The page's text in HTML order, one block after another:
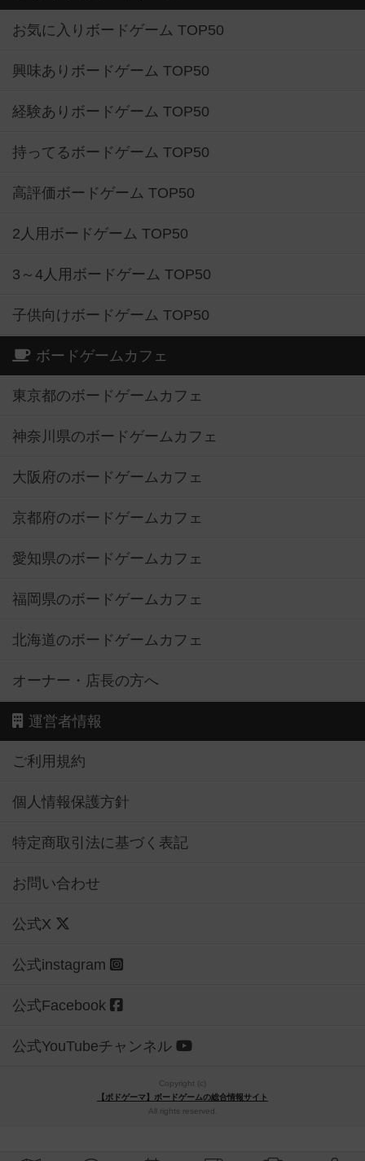
お気に入りボードゲーム TOP50
興味ありボードゲーム TOP50
経験ありボードゲーム TOP50
持ってるボードゲーム TOP50
高評価ボードゲーム TOP50
2人用ボードゲーム TOP50
3～4人用ボードゲーム TOP50
子供向けボードゲーム TOP50
ボードゲームカフェ
東京都のボードゲームカフェ
神奈川県のボードゲームカフェ
大阪府のボードゲームカフェ
京都府のボードゲームカフェ
愛知県のボードゲームカフェ
福岡県のボードゲームカフェ
北海道のボードゲームカフェ
オーナー・店長の方へ
運営者情報
ご利用規約
個人情報保護方針
特定商取引法に基づく表記
お問い合わせ
公式X
公式instagram
公式Facebook
公式YouTubeチャンネル
Copyright (c)
【ボドゲーマ】ボードゲームの総合情報サイト
All rights reserved.